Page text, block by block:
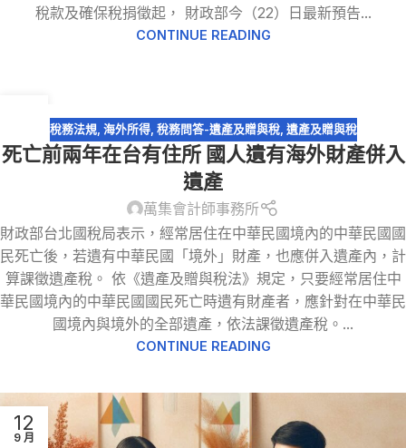
稅款及確保稅捐徵起， 財政部今（22）日最新預告...
CONTINUE READING
稅務法規, 海外所得, 稅務問答-遺產及贈與稅, 遺產及贈與稅
死亡前兩年在台有住所 國人遺有海外財產併入
遺產
萬集會計師事務所
財政部台北國稅局表示，經常居住在中華民國境內的中華民國國
民死亡後，若遺有中華民國「境外」財產，也應併入遺產內，計
算課徵遺產稅。 依《遺產及贈與稅法》規定，只要經常居住中
華民國境內的中華民國國民死亡時遺有財產者，應針對在中華民
國境內與境外的全部遺產，依法課徵遺產稅。...
CONTINUE READING
12
9 月